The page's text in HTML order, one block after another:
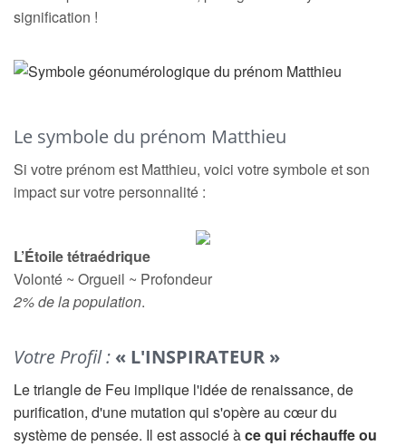
signification !
Le symbole du prénom Matthieu
Si votre prénom est Matthieu, voici votre symbole et son
impact sur votre personnalité :
L’Étoile tétraédrique
Volonté ~ Orgueil ~ Profondeur
2% de la population.
Votre Profil : « L'INSPIRATEUR »
Le triangle de Feu implique l'idée de renaissance, de
purification, d'une mutation qui s'opère au cœur du
système de pensée. Il est associé àce qui réchauffe ou